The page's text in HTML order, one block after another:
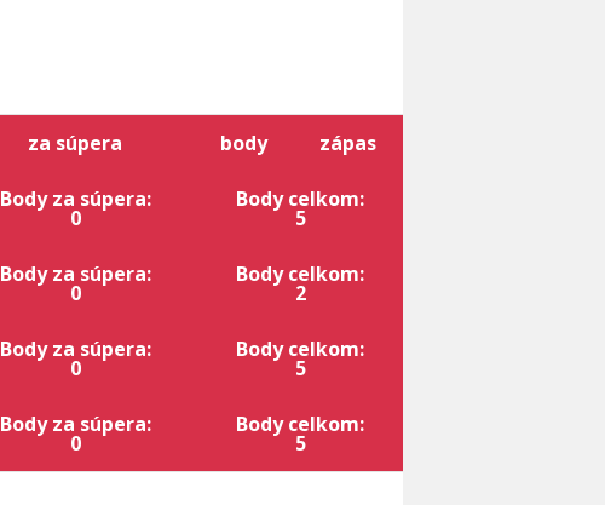
za súpera body zápas
Body za súpera:
0
Body celkom:
5
Body za súpera:
0
Body celkom:
2
Body za súpera:
0
Body celkom:
5
Body za súpera:
0
Body celkom:
5